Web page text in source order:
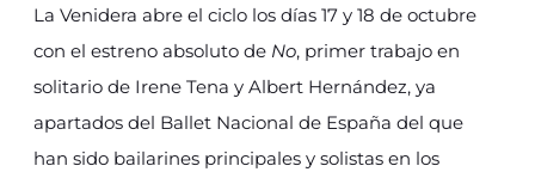
La Venidera abre el ciclo los días 17 y 18 de octubre
con el estreno absoluto de No, primer trabajo en
solitario de Irene Tena y Albert Hernández, ya
apartados del Ballet Nacional de España del que
han sido bailarines principales y solistas en los